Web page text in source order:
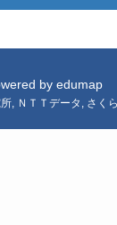
by edumap
, ＮＴＴデータ , さく